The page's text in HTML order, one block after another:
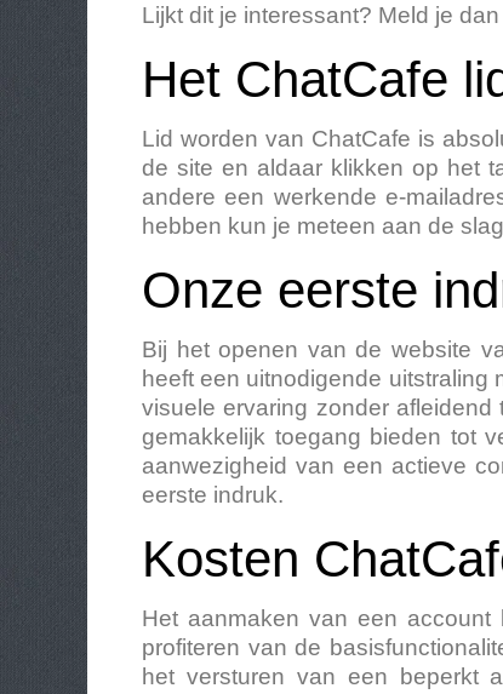
Lijkt dit je interessant? Meld je
Het ChatCafe
Lid worden van ChatCafe is
de site en aldaar klikken op het
andere een werkende e-
hebben kun je meteen aan de
Onze eerste
Bij het openen van de website
heeft een uitnodigende
visuele ervaring zonder
gemakkelijk toegang bieden tot
aanwezigheid van een actieve
eerste indruk.
Kosten
Het aanmaken van een
profiteren van de
het versturen van een beperkt